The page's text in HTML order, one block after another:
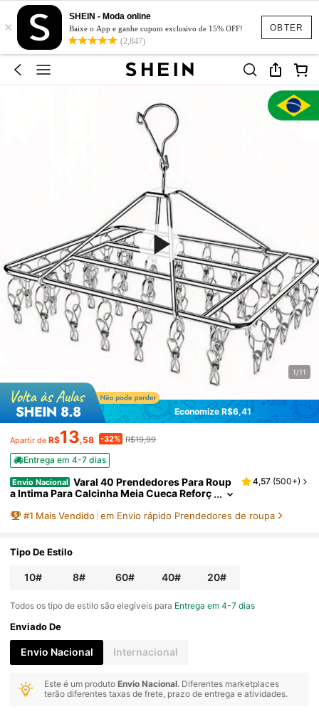
OBTER
×
SHEIN - Moda online
Baixe o App e ganhe cupom exclusivo de 15% OFF!
(2,847)
1/11
Economize R$6,41
Apartir de R$13,58 -32% R$19,99
Entrega em 4-7 dias
Envio Nacional Varal 40 Prendedores Para Roup
a Intima Para Calcinha Meia Cueca Reforç
4,57 (500+)
#1 Mais Vendido em Envio rápido Prendedores de roupa
Tipo De Estilo
10# 8# 60# 40# 20#
Todos os tipo de estilo são elegíveis para Entrega em 4-7 dias
Enviado De
Envio Nacional Internacional
Este é um produtoEnvio Nacional. Diferentes marketplaces
terão diferentes taxas de frete, prazo de entrega e atividades.